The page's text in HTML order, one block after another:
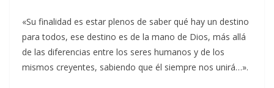
«Su finalidad es estar plenos de saber qué hay un destino
para todos, ese destino es de la mano de Dios, más allá
de las diferencias entre los seres humanos y de los
mismos creyentes, sabiendo que él siempre nos unirá…».